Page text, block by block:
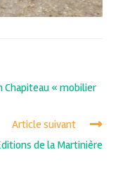
Chapiteau « mobilier
Article suivant
de la Martinière